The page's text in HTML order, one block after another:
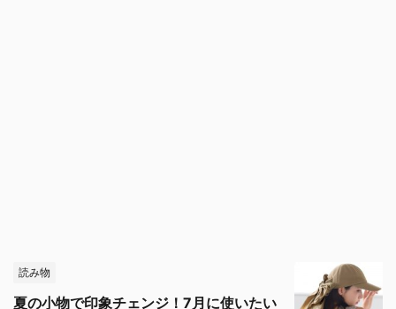
読み物
夏の小物で印象チェンジ！7月に使いたい